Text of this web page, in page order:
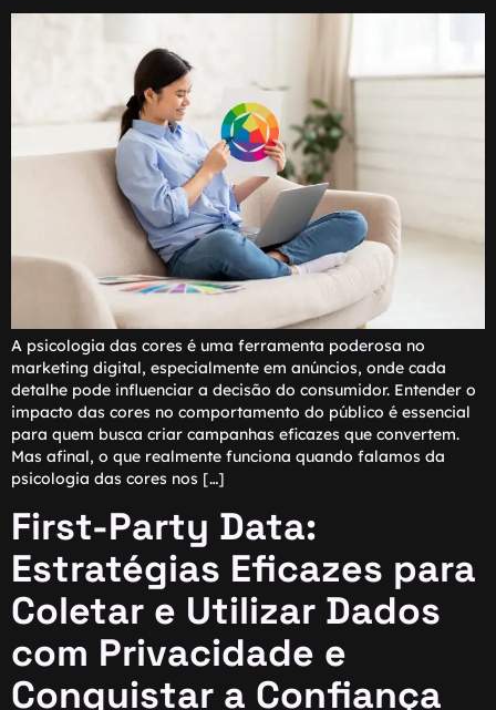
A psicologia das cores é uma ferramenta poderosa no
marketing digital, especialmente em anúncios, onde cada
detalhe pode influenciar a decisão do consumidor. Entender o
impacto das cores no comportamento do público é essencial
para quem busca criar campanhas eficazes que convertem.
Mas afinal, o que realmente funciona quando falamos da
psicologia das cores nos […]
First-Party Data:
Estratégias Eficazes para
Coletar e Utilizar Dados
com Privacidade e
Conquistar a Confiança